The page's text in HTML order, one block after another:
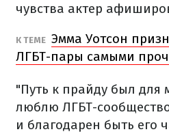
чувства актер
К ТЕМЕ Эмма Уотсон
ЛГБТ-пары самыми
"Путь к прайду был для
люблю ЛГБТ-
и благодарен быть его